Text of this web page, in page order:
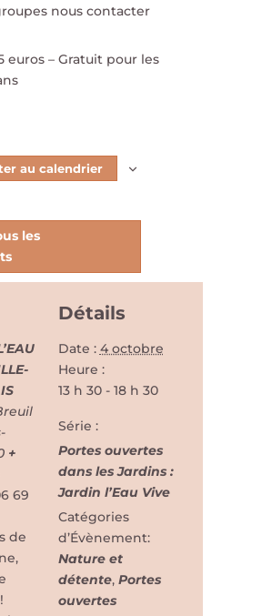
nous contacter
euros – Gratuit pour les
au calendrier
Détails
Date : 4 octobre
Heure :
13 h 30 - 18 h 30
Série :
Portes ouvertes
dans les Jardins :
Jardin l’Eau Vive
Catégories
d’Évènement:
Nature et
détente, Portes
ouvertes
+
69
de
les